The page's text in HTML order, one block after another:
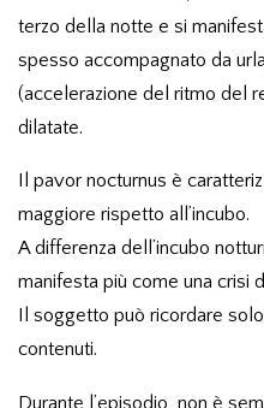
terzo della notte e si
spesso accompagnato da
(accelerazione del ritmo del
dilatate.
Il pavor nocturnus è
maggiore rispetto all’incubo.
A differenza dell’incubo
manifesta più come una crisi
Il soggetto può ricordare
contenuti.
Durante l’episodio, non è